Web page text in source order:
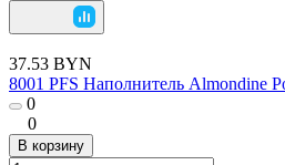
37.53 BYN
8001 PFS Наполнитель Almondine
0
0
В корзину